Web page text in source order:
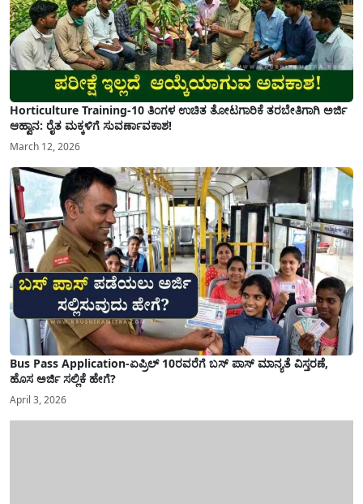
Horticulture Training-10 ತಿಂಗಳ ಉಚಿತ ತೋಟಗಾರಿಕೆ ತರಬೇತಿಗಾಗಿ ಅರ್ಜಿ
ಆಹ್ವಾನ: ರೈತ ಮಕ್ಕಳಿಗೆ ಸುವರ್ಣಾವಕಾಶ!
March 12, 2026
Bus Pass Application-ಏಪ್ರಿಲ್ 10ರವರೆಗೆ ಬಸ್ ಪಾಸ್ ಮಾನ್ಯತೆ ವಿಸ್ತರಣೆ,
ಹೊಸ ಅರ್ಜಿ ಸಲ್ಲಿಕೆ ಹೇಗೆ?
April 3, 2026